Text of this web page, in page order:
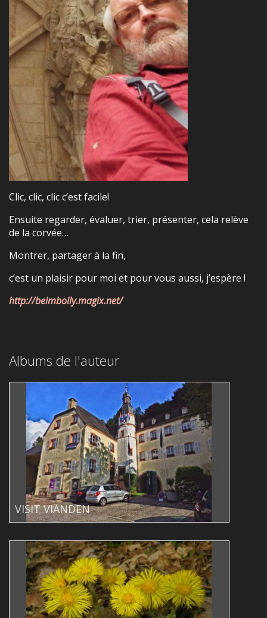
Clic, clic, clic c’est facile!
Ensuite regarder, évaluer, trier, présenter, cela relève
de la corvée…
Montrer, partager à la fin,
c’est un plaisir pour moi et pour vous aussi, j’espère !
http://beimbolly.magix.net/
Albums de l'auteur
VISIT VIANDEN